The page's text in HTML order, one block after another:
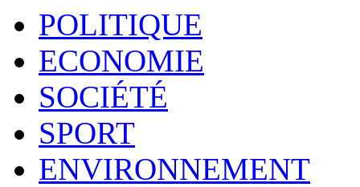
POLITIQUE
ECONOMIE
SOCIÉTÉ
SPORT
ENVIRONNEMENT